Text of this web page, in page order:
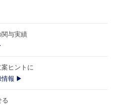
与実績
ヒントに
情報 ▶
る